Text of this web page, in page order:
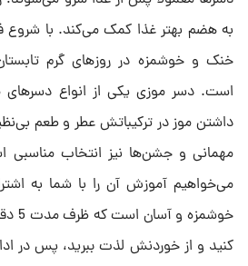
به هضم بهتر غذا کمک می‌کند. با
خنک و خوشمزه در روزهای گرم
است. دسر موزی یکی از انواع
داشتن موز در ترکیباتش عطر و طعم
مهمانی و جشن‌ها نیز انتخاب مناسبی
می‌خواهیم آموزش آن را با شما به
کنید و از خوردنش لذت ببرید، پس در